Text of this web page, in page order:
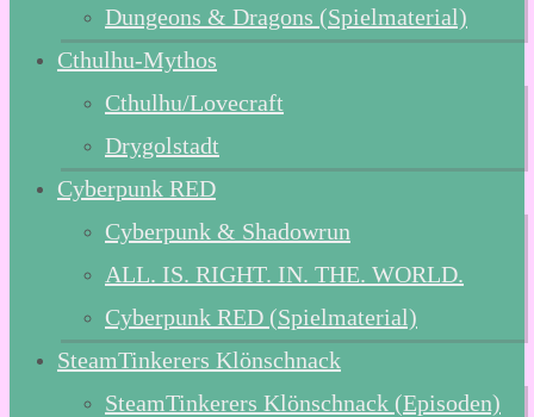
Dungeons & Dragons (Spielmaterial)
Cthulhu-Mythos
Cthulhu/Lovecraft
Drygolstadt
Cyberpunk RED
Cyberpunk & Shadowrun
ALL. IS. RIGHT. IN. THE. WORLD.
Cyberpunk RED (Spielmaterial)
SteamTinkerers Klönschnack
SteamTinkerers Klönschnack (Episoden)